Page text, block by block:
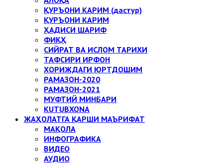
ҚУРЪОНИ КАРИМ (дастур)
ҚУРЪОНИ КАРИМ
ҲАДИСИ ШАРИФ
ФИҚҲ
СИЙРАТ ВА ИСЛОМ ТАРИХИ
ТАФСИРИ ИРФОН
ХОРИЖДАГИ ЮРТДОШИМ
РАМАЗОН-2020
РАМАЗОН-2021
МУФТИЙ МИНБАРИ
KUTUBXONA
ЖАҲОЛАТГА ҚАРШИ МАЪРИФАТ
МАҚОЛА
ИНФОГРАФИКА
ВИДЕО
АУДИО